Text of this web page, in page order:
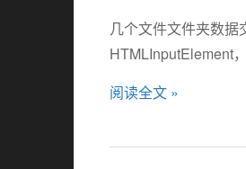
几个文件文件夹数据
HTMLInputElement
阅读全文 »